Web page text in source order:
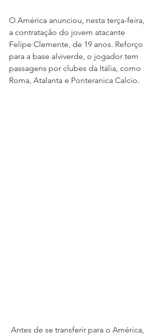
O América anunciou, nesta terça-feira,
a contratação do jovem atacante
Felipe Clemente, de 19 anos. Reforço
para a base alviverde, o jogador tem
passagens por clubes da Itália, como
Roma, Atalanta e Ponteranica Calcio.